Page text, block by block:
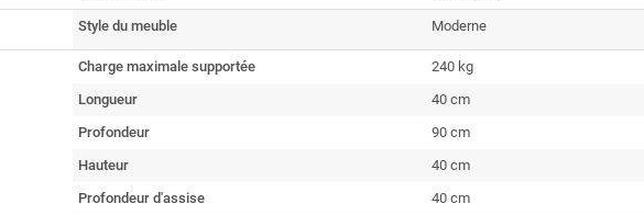
Style du meuble Moderne
Charge maximale supportée
240 kg
Longueur
40 cm
Profondeur
90 cm
Hauteur
40 cm
Profondeur d'assise
40 cm